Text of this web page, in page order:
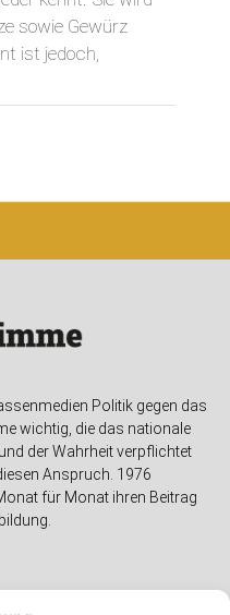
sowie Gewürz
ist jedoch,
Politik gegen das
wichtig, die das nationale
der Wahrheit verpflichtet
Anspruch. 1976
für Monat ihren Beitrag